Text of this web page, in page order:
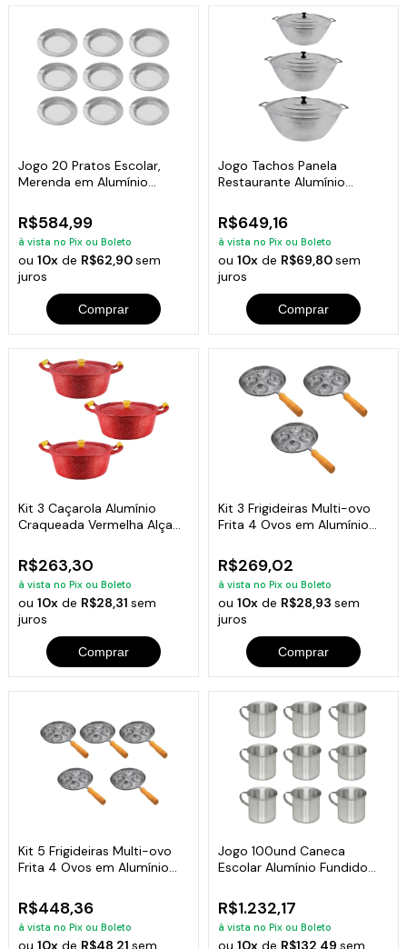
Jogo 20 Pratos Escolar,
Merenda em Alumínio
R$584,99
à vista no Pix ou Boleto
ou10x de R$62,90sem
juros
Comprar
Jogo Tachos Panela
Restaurante Alumínio
R$649,16
à vista no Pix ou Boleto
ou 10xde R$69,80sem
juros
Comprar
Kit 3 Caçarola Alumínio
Craqueada Vermelha Alça
R$263,30
à vista no Pix ou Boleto
ou10x de R$28,31sem
juros
Comprar
Kit 3 Frigideiras Multi-ovo
Frita 4 Ovos em Alumínio
R$269,02
à vista no Pix ou Boleto
ou 10xde R$28,93 sem
juros
Comprar
Kit 5 Frigideiras Multi-ovo
Frita 4 Ovos em Alumínio
R$448,36
à vista no Pix ou Boleto
ou10x de R$48,21sem
Jogo 100und Caneca
Escolar Alumínio Fundido
R$1.232,17
à vista no Pix ou Boleto
ou 10xde R$132,49 sem